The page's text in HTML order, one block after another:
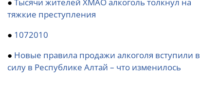
тяжкие преступления
● 1072010
● Новые правила продажи алкоголя вступили в
силу в Республике Алтай – что изменилось